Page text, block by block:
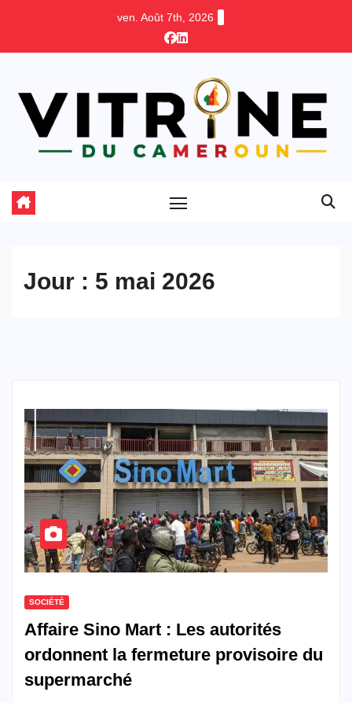
ven. Août 7th, 2026
Jour : 5 mai 2026
SOCIÉTÉ
Affaire Sino Mart : Les autorités
ordonnent la fermeture provisoire du
supermarché